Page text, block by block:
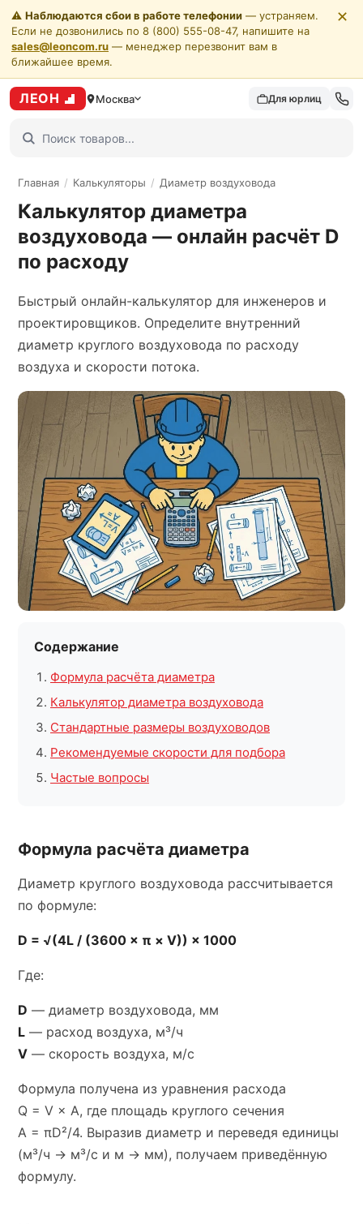
⚠️ Наблюдаются сбои в работе телефонии — устраняем.
Если не дозвонились по 8 (800) 555-08-47, напишите на
sales@leoncom.ru — менеджер перезвонит вам в
ближайшее время.
✕
ЛЕОН Москва Для юрлиц
Главная / Калькуляторы / Диаметр воздуховода
Калькулятор диаметра
воздуховода — онлайн расчёт D
по расходу
Быстрый онлайн-калькулятор для инженеров и
проектировщиков. Определите внутренний
диаметр круглого воздуховода по расходу
воздуха и скорости потока.
Содержание
Формула расчёта диаметра
Калькулятор диаметра воздуховода
Стандартные размеры воздуховодов
Рекомендуемые скорости для подбора
Частые вопросы
Формула расчёта диаметра
Диаметр круглого воздуховода рассчитывается
по формуле:
D = √(4L / (3600 × π × V)) × 1000
Где:
D — диаметр воздуховода, мм
L — расход воздуха, м³/ч
V — скорость воздуха, м/с
Формула получена из уравнения расхода
Q = V × A, где площадь круглого сечения
A = πD²/4. Выразив диаметр и переведя единицы
(м³/ч → м³/с и м → мм), получаем приведённую
формулу.